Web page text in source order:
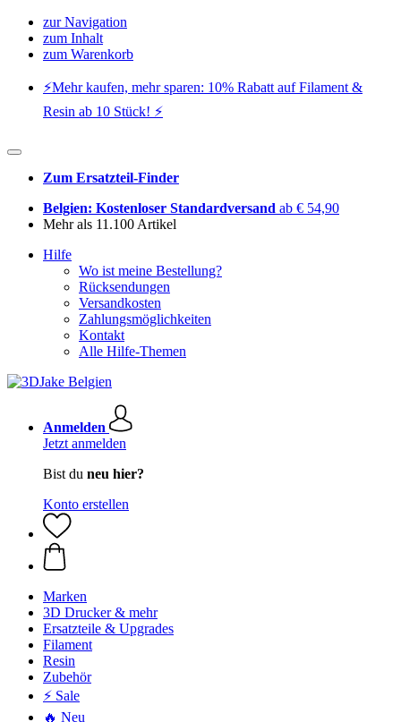
zur Navigation
zum Inhalt
zum Warenkorb
⚡️Mehr kaufen, mehr sparen: 10% Rabatt auf Filament &
Resin ab 10 Stück! ⚡️
Zum Ersatzteil-Finder
Belgien: Kostenloser Standardversand ab € 54,90
Mehr als 11.100 Artikel
Hilfe
Wo ist meine Bestellung?
Rücksendungen
Versandkosten
Zahlungsmöglichkeiten
Kontakt
Alle Hilfe-Themen
Anmelden
Jetzt anmelden
Bist du neu hier?
Konto erstellen
Marken
3D Drucker & mehr
Ersatzteile & Upgrades
Filament
Resin
Zubehör
⚡ Sale
🔥 Neu